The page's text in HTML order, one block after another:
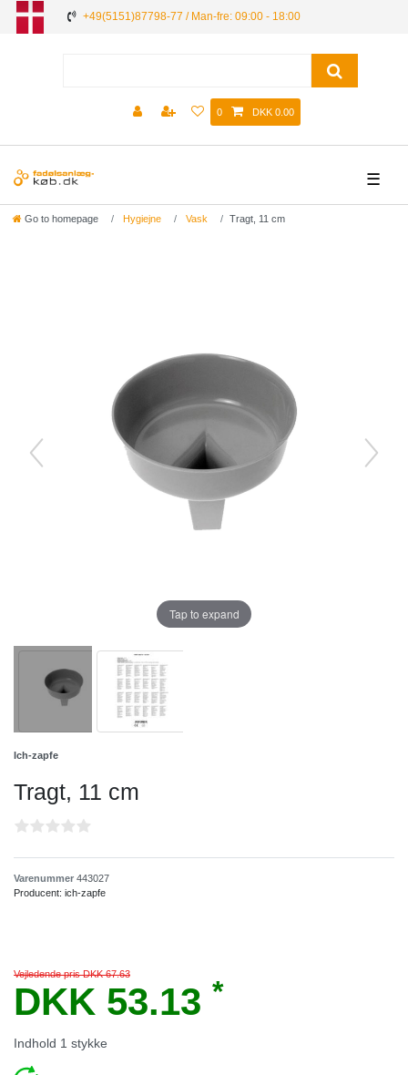
+49(5151)87798-77 / Man-fre: 09:00 - 18:00
0 DKK 0.00
☰
Go to homepage Hygiejne Vask Tragt, 11 cm
Tap to expand
Ich-zapfe
Tragt, 11 cm
Varenummer 443027
Producent: ich-zapfe
Vejledende pris DKK 67.63
DKK 53.13 *
Indhold 1 stykke